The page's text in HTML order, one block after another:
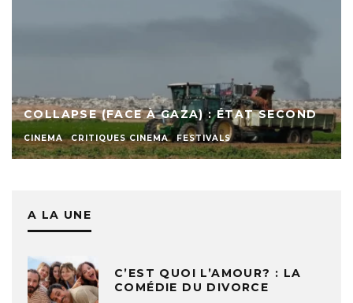
COLLAPSE (FACE À GAZA) : ÉTAT SECOND
CINEMA CRITIQUES CINEMA FESTIVALS
A LA UNE
C’EST QUOI L’AMOUR? : LA
COMÉDIE DU DIVORCE